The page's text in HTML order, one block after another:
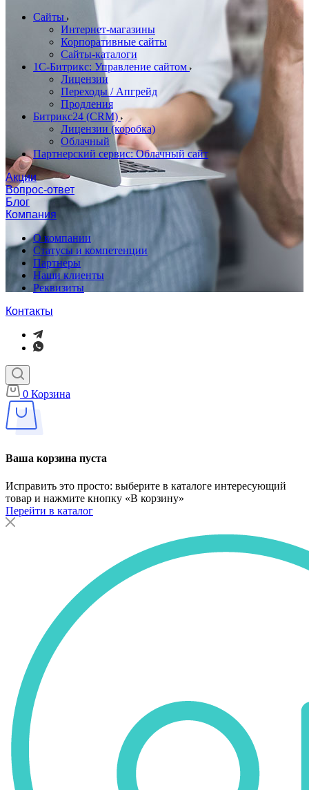
Сайты
Интернет-магазины
Корпоративные сайты
Сайты-каталоги
1С-Битрикс: Управление сайтом
Лицензии
Переходы / Апгрейд
Продления
Битрикс24 (CRM)
Лицензии (коробка)
Облачный
Партнерский сервис: Облачный сайт
Акции
Вопрос-ответ
Блог
Компания
О компании
Статусы и компетенции
Партнеры
Наши клиенты
Реквизиты
Контакты
0 Корзина
Ваша корзина пуста
Исправить это просто: выберите в каталоге интересующий
товар и нажмите кнопку «В корзину»
Перейти в каталог